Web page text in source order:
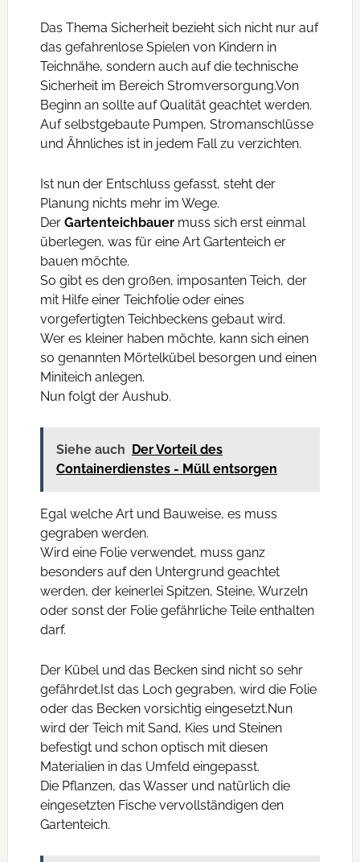
Das Thema Sicherheit bezieht sich nicht nur auf
das gefahrenlose Spielen von Kindern in
Teichnähe, sondern auch auf die technische
Sicherheit im Bereich Stromversorgung.Von
Beginn an sollte auf Qualität geachtet werden.
Auf selbstgebaute Pumpen, Stromanschlüsse
und Ähnliches ist in jedem Fall zu verzichten.
Ist nun der Entschluss gefasst, steht der
Planung nichts mehr im Wege.
Der Gartenteichbauermuss sich erst einmal
überlegen, was für eine Art Gartenteich er
bauen möchte.
So gibt es den großen, imposanten Teich, der
mit Hilfe einer Teichfolie oder eines
vorgefertigten Teichbeckens gebaut wird.
Wer es kleiner haben möchte, kann sich einen
so genannten Mörtelkübel besorgen und einen
Miniteich anlegen.
Nun folgt der Aushub.
Siehe auch Der Vorteil des
Containerdienstes - Müll entsorgen
Egal welche Art und Bauweise, es muss
gegraben werden.
Wird eine Folie verwendet, muss ganz
besonders auf den Untergrund geachtet
werden, der keinerlei Spitzen, Steine, Wurzeln
oder sonst der Folie gefährliche Teile enthalten
darf.
Der Kübel und das Becken sind nicht so sehr
gefährdet.Ist das Loch gegraben, wird die Folie
oder das Becken vorsichtig eingesetzt.Nun
wird der Teich mit Sand, Kies und Steinen
befestigt und schon optisch mit diesen
Materialien in das Umfeld eingepasst.
Die Pflanzen, das Wasser und natürlich die
eingesetzten Fische vervollständigen den
Gartenteich.